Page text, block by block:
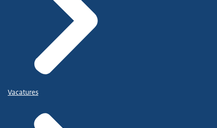
Vacatures